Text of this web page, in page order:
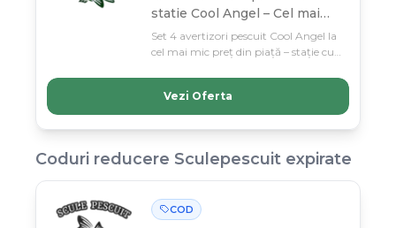
statie Cool Angel – Cel mai
bun pret din piata! (Best
Seller 6% comision)
Set 4 avertizori pescuit Cool Angel la
cel mai mic preț din piață – stație cu
profită acum de reducerea istorică la
cea mai căutată stație de pescuit!
Vezi Oferta
Coduri reducere Sculepescuit expirate
COD